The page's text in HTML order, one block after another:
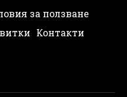
за ползване
Контакти